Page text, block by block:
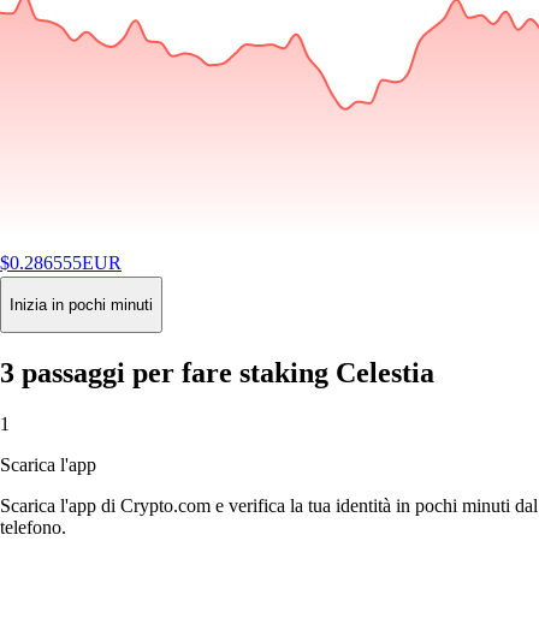
$0.286555EUR
-1.49%24H
Buy
Inizia in pochi minuti
3 passaggi per fare staking Celestia
1
Scarica l'app
Scarica l'app di Crypto.com e verifica la tua identità in pochi minuti dal
telefono.